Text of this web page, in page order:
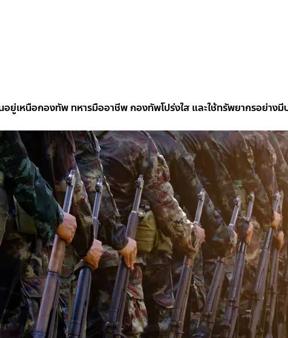
ยู่เหนือกองทัพ ทหารมืออาชีพ กองทัพโปร่งใส และใช้ทรัพยากรอย่า